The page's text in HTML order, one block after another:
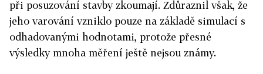
při posuzování stavby zkoumají. Zdůraznil však, že
jeho varování vzniklo pouze na základě simulací s
odhadovanými hodnotami, protože přesné
výsledky mnoha měření ještě nejsou známy.